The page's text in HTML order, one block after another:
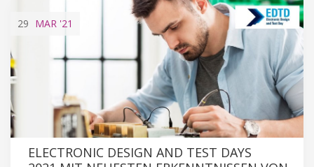
29 MAR '21
ELECTRONIC DESIGN AND TEST DAYS